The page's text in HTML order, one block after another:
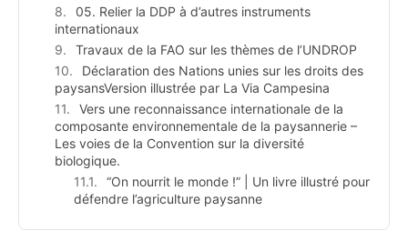
05. Relier la DDP à d’autres instruments
internationaux
Travaux de la FAO sur les thèmes de l’UNDROP
Déclaration des Nations unies sur les droits des
paysansVersion illustrée par La Via Campesina
Vers une reconnaissance internationale de la
composante environnementale de la paysannerie –
Les voies de la Convention sur la diversité
biologique.
“On nourrit le monde !” | Un livre illustré pour
défendre l’agriculture paysanne